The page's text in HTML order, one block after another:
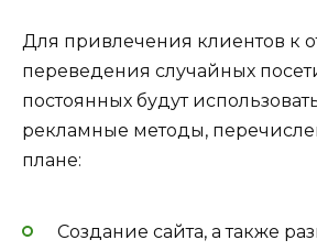
Для привлечения клиентов к
переведения случайных
постоянных будут
рекламные методы,
плане:
Создание сайта, а также